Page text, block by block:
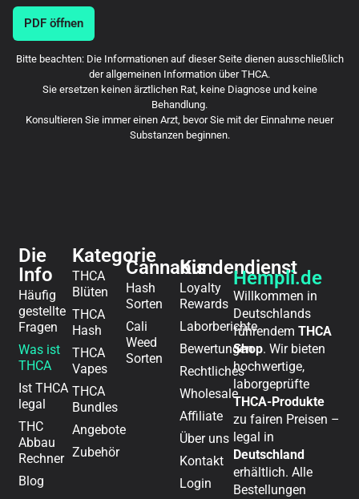
PDF öffnen
Bitte beachten: Die Informationen auf dieser Seite dienen ausschließlich
der allgemeinen Information über THCA.
Sie ersetzen keinen ärztlichen Rat, keine Diagnose und keine
Behandlung.
Konsultieren Sie immer einen Arzt, bevor Sie mit der Einnahme neuer
Substanzen beginnen.
Die
Info
Häufig
gestellte
Fragen
Was ist
THCA
Ist THCA
legal
THC
Abbau
Rechner
Blog
Kategorie
THCA
Blüten
THCA
Hash
THCA
Vapes
THCA
Bundles
Angebote
Zubehör
Cannabis
Hash
Sorten
Cali
Weed
Sorten
Kundendienst
Loyalty
Rewards
Laborberichte
Bewertungen
Rechtliches
Wholesale
Affiliate
Über uns
Kontakt
Login
Hempli.de
Willkommen in
Deutschlands
führendemTHCA
Shop. Wir bieten
hochwertige,
laborgeprüfte
THCA-Produkte
zu fairen Preisen –
legal in
Deutschland
erhältlich. Alle
Bestellungen